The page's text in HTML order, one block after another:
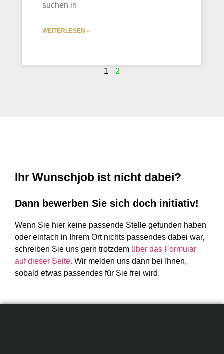
suchen in
WEITERLESEN »
1 2
Ihr Wunschjob ist nicht dabei?
Dann bewerben Sie sich doch initiativ!
Wenn Sie hier keine passende Stelle gefunden haben
oder einfach in Ihrem Ort nichts passendes dabei war,
schreiben Sie uns gern trotzdem über das Formular
auf dieser Seite. Wir melden uns dann bei Ihnen,
sobald etwas passendes für Sie frei wird.